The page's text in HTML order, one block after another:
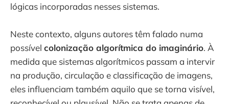
lógicas incorporadas nesses sistemas.
Neste contexto, alguns autores têm falado numa
possível colonização algorítmica do imaginário. À
medida que sistemas algorítmicos passam a intervir
na produção, circulação e classificação de imagens,
eles influenciam também aquilo que se torna visível,